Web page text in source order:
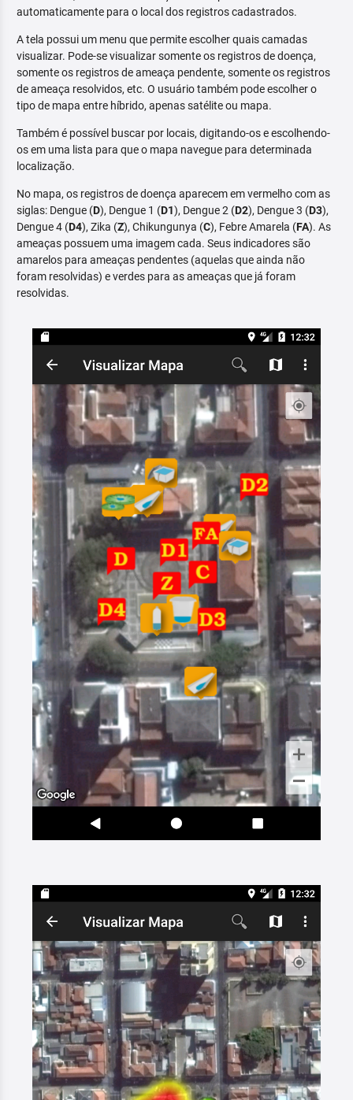
automaticamente para o local dos registros cadastrados.
A tela possui um menu que permite escolher quais camadas
visualizar. Pode-se visualizar somente os registros de doença,
somente os registros de ameaça pendente, somente os registros
de ameaça resolvidos, etc. O usuário também pode escolher o
tipo de mapa entre híbrido, apenas satélite ou mapa.
Também é possível buscar por locais, digitando-os e escolhendo-
os em uma lista para que o mapa navegue para determinada
localização.
No mapa, os registros de doença aparecem em vermelho com as
siglas: Dengue (D), Dengue 1 (D1), Dengue 2 (D2), Dengue 3 (D3),
Dengue 4 (D4), Zika (Z), Chikungunya (C), Febre Amarela (FA). As
ameaças possuem uma imagem cada. Seus indicadores são
amarelos para ameaças pendentes (aquelas que ainda não
foram resolvidas) e verdes para as ameaças que já foram
resolvidas.